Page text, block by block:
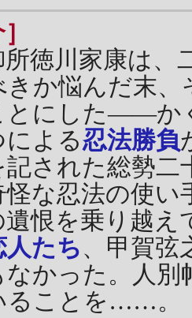
徳川家康は、
きか悩んだ末
とにした――か
による忍法勝負
記された総勢二
怪な忍法の使
恨を乗り越え
人たち、甲賀弦
なかった。人別
ることを……。